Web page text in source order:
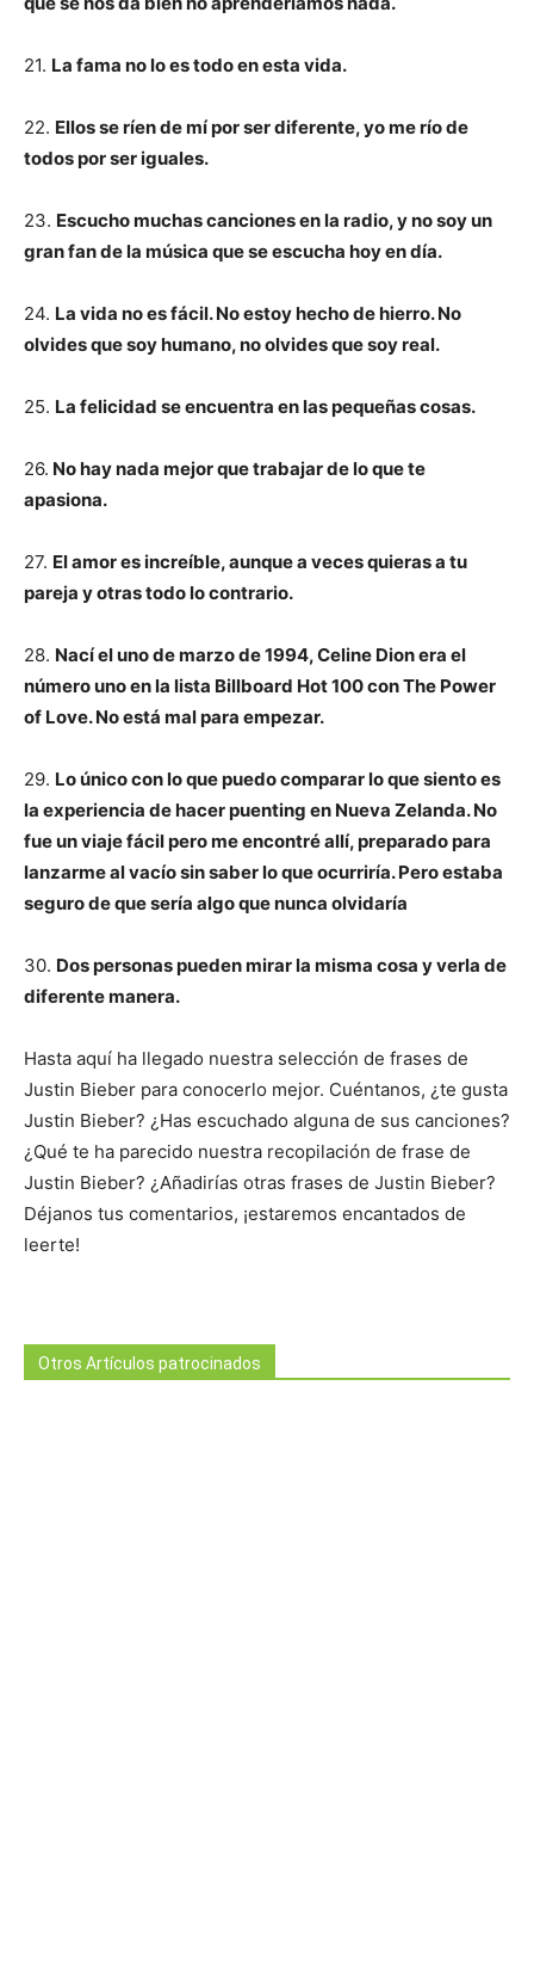
21. La fama no lo es todo en esta vida.
22. Ellos se ríen de mí por ser diferente, yo me río de
todos por ser iguales.
23. Escucho muchas canciones en la radio, y no soy un
gran fan de la música que se escucha hoy en día.
24. La vida no es fácil. No estoy hecho de hierro. No
olvides que soy humano, no olvides que soy real.
25. La felicidad se encuentra en las pequeñas cosas.
26. No hay nada mejor que trabajar de lo que te
apasiona.
27. El amor es increíble, aunque a veces quieras a tu
pareja y otras todo lo contrario.
28. Nací el uno de marzo de 1994, Celine Dion era el
número uno en la lista Billboard Hot 100 con The Power
of Love. No está mal para empezar.
29. Lo único con lo que puedo comparar lo que siento es
la experiencia de hacer puenting en Nueva Zelanda. No
fue un viaje fácil pero me encontré allí, preparado para
lanzarme al vacío sin saber lo que ocurriría. Pero estaba
seguro de que sería algo que nunca olvidaría
30. Dos personas pueden mirar la misma cosa y verla de
diferente manera.
Hasta aquí ha llegado nuestra selección de frases de
Justin Bieber para conocerlo mejor. Cuéntanos, ¿te gusta
Justin Bieber? ¿Has escuchado alguna de sus canciones?
¿Qué te ha parecido nuestra recopilación de frase de
Justin Bieber? ¿Añadirías otras frases de Justin Bieber?
Déjanos tus comentarios, ¡estaremos encantados de
leerte!
Otros Artículos patrocinados